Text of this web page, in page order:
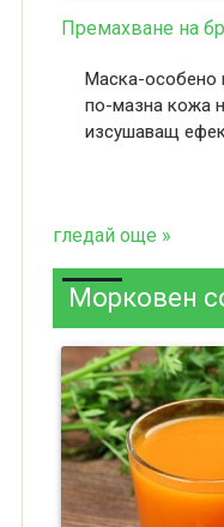
Премахване на
Маска-особено
по-мазна кожа
изсушаващ
гледай още »
Морковен